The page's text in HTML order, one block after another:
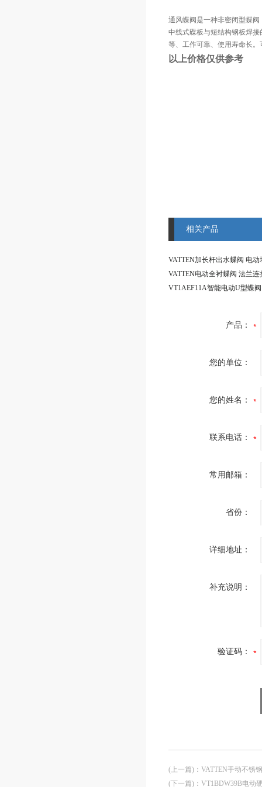
通风蝶阀是一种非密闭型蝶
中线式碟板与短结构钢板焊
等、工作可靠、使用寿命长
以上价格仅供参考
相关产品
产品：
您的单位：
您的姓名：
联系电话：
常用邮箱：
省份：
详细地址：
补充说明：
验证码：
(上一篇) ： VATTEN手动不锈
(下一篇) ： VT1BDW39B电动